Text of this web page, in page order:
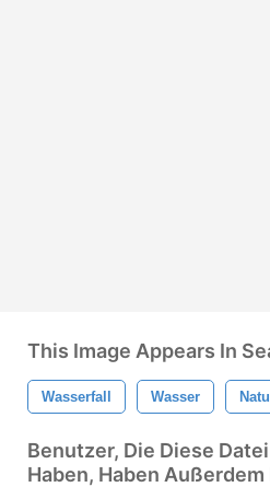
This Image Appears In
Wasserfall Wasser
Benutzer, Die Diese
Haben, Haben